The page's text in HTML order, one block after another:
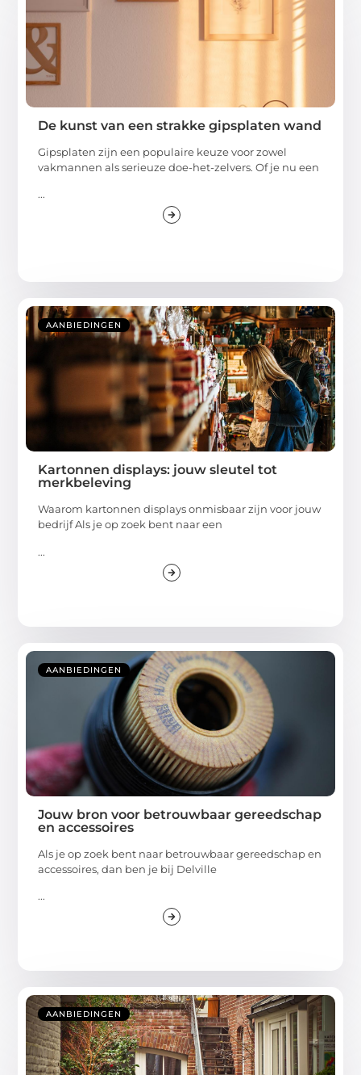
De kunst van een strakke gipsplaten wand
Gipsplaten zijn een populaire keuze voor zowel
vakmannen als serieuze doe-het-zelvers. Of je nu een
...
AANBIEDINGEN
Kartonnen displays: jouw sleutel tot
merkbeleving
Waarom kartonnen displays onmisbaar zijn voor jouw
bedrijf Als je op zoek bent naar een
...
AANBIEDINGEN
Jouw bron voor betrouwbaar gereedschap
en accessoires
Als je op zoek bent naar betrouwbaar gereedschap en
accessoires, dan ben je bij Delville
...
AANBIEDINGEN